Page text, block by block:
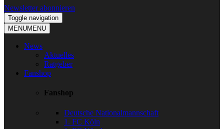
Newsletter abonnieren
Toggle navigation
MENUMENU
News
Aktuelles
Ratgeber
Fanshop
Fanshop
Deutsche Nationalmannschaft
1. FC Köln